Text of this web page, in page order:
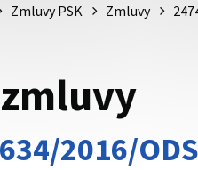
Zmluvy PSK Zmluvy
2016/